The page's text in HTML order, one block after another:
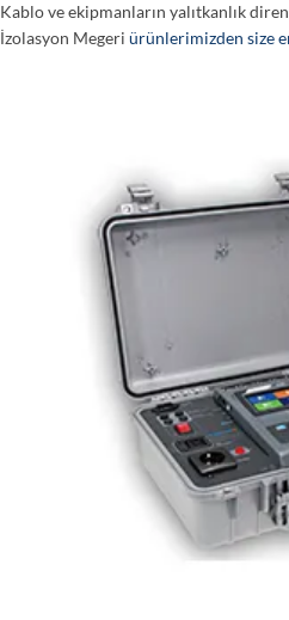
Kablo ve ekipmanların yalıtkanlık
İzolasyon Megeri ürünlerimizden size